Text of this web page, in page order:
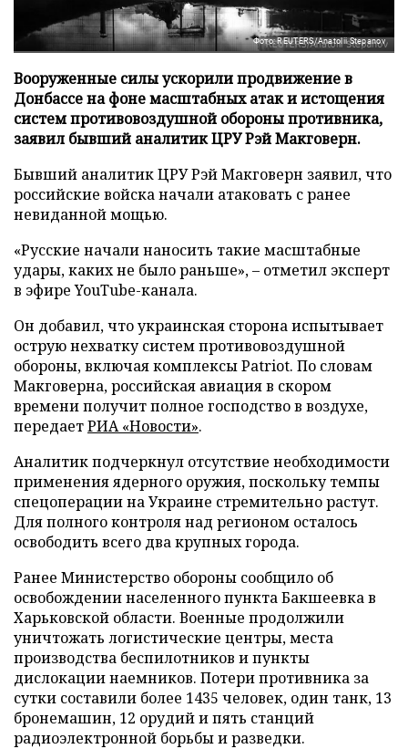
Фото: REUTERS/Anatolii Stepanov
Вооруженные силы ускорили продвижение в
Донбассе на фоне масштабных атак и истощения
систем противовоздушной обороны противника,
заявил бывший аналитик ЦРУ Рэй Макговерн.
Бывший аналитик ЦРУ Рэй Макговерн заявил, что
российские войска начали атаковать с ранее
невиданной мощью.
«Русские начали наносить такие масштабные
удары, каких не было раньше», – отметил эксперт
в эфире YouTube-канала.
Он добавил, что украинская сторона испытывает
острую нехватку систем противовоздушной
обороны, включая комплексы Patriot. По словам
Макговерна, российская авиация в скором
времени получит полное господство в воздухе,
передаетРИА «Новости».
Аналитик подчеркнул отсутствие необходимости
применения ядерного оружия, поскольку темпы
спецоперации на Украине стремительно растут.
Для полного контроля над регионом осталось
освободить всего два крупных города.
Ранее Министерство обороны сообщило об
освобождении населенного пункта Бакшеевка в
Харьковской области. Военные продолжили
уничтожать логистические центры, места
производства беспилотников и пункты
дислокации наемников. Потери противника за
сутки составили более 1435 человек, один танк, 13
бронемашин, 12 орудий и пять станций
радиоэлектронной борьбы и разведки.